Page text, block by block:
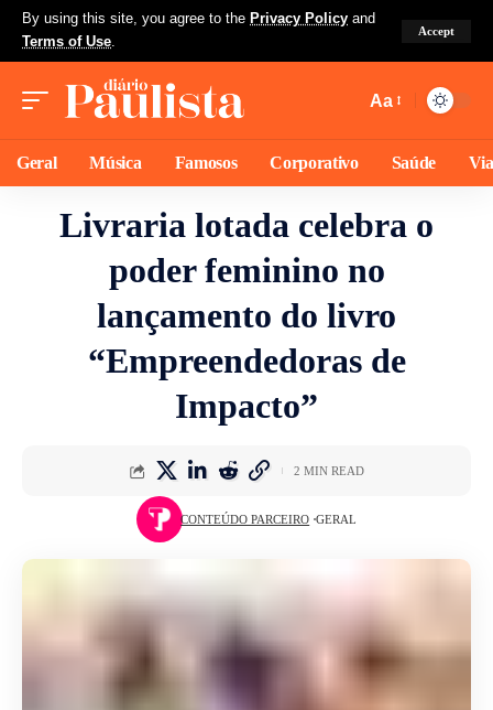
By using this site, you agree to the Privacy Policy and
Terms of Use.
Accept
Aa
Geral Música Famosos Corporativo Saúde
Livraria lotada celebra o
poder feminino no
lançamento do livro
“Empreendedoras de
Impacto”
CONTEÚDO PARCEIRO GERAL
2 MIN READ